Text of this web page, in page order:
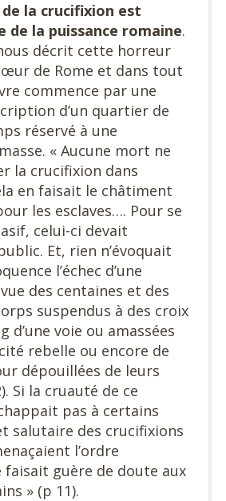
la crucifixion est
de la puissance romaine.
décrit cette horreur
de Rome et dans tout
commence par une
d’un quartier de
réservé à une
« Aucune mort ne
la crucifixion dans
en faisait le châtiment
les esclaves…. Pour se
celui-ci devait
Et, rien n’évoquait
l’échec d’une
des centaines et des
suspendus à des croix
d’une voie ou amassées
rebelle ou encore de
dépouillées de leurs
Si la cruauté de ce
pas à certains
salutaire des crucifixions
l’ordre
faisait guère de doute aux
» (p 11).